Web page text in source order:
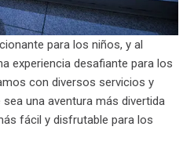
para los niños, y al
experiencia desafiante para los
con diversos servicios y
una aventura más divertida
fácil y disfrutable para los